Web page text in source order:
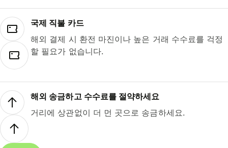
국제 직불 카드
해외 결제 시 환전 마진이나 높은 거래 수수료를 걱정
할 필요가 없습니다.
해외 송금하고 수수료를 절약하세요
거리에 상관없이 더 먼 곳으로 송금하세요.